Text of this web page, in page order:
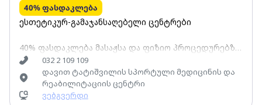
ცენტრი
40% ფასდაკლება
ესთეტიკურ-გამაჯანსაღებელი ცენტრები
40% ფასდაკლება მასაჟსა და ფიზიო პროცედურებზე
მისამართი: სანდრო ეულის N2
032 2 109 109
დავით ტატიშვილის სპორტული მედიცინის და
რეაბილიტაციის ცენტრი
ვებგვერდი